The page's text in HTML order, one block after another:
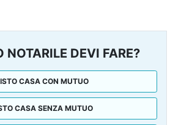
NOTARILE DEVI FARE?
CASA CON MUTUO
CASA SENZA MUTUO